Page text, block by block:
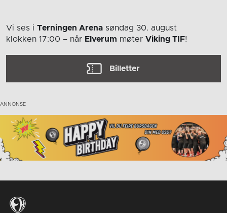
Vi ses i Terningen Arena søndag 30. august
klokken 17:00 – når Elverum møter Viking TIF!
Billetter